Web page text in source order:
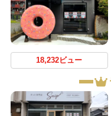
18,232ビュー